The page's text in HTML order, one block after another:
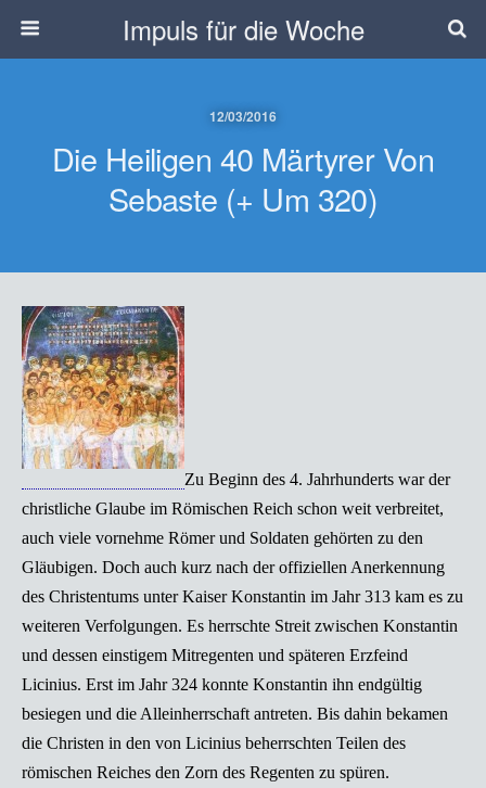
Impuls für die Woche
12/03/2016
Die Heiligen 40 Märtyrer Von
Sebaste (+ Um 320)
Zu Beginn des 4. Jahrhunderts war der
christliche Glaube im Römischen Reich schon weit verbreitet,
auch viele vornehme Römer und Soldaten gehörten zu den
Gläubigen. Doch auch kurz nach der offiziellen Anerkennung
des Christentums unter Kaiser Konstantin im Jahr 313 kam es zu
weiteren Verfolgungen. Es herrschte Streit zwischen Konstantin
und dessen einstigem Mitregenten und späteren Erzfeind
Licinius. Erst im Jahr 324 konnte Konstantin ihn endgültig
besiegen und die Alleinherrschaft antreten. Bis dahin bekamen
die Christen in den von Licinius beherrschten Teilen des
römischen Reiches den Zorn des Regenten zu spüren.